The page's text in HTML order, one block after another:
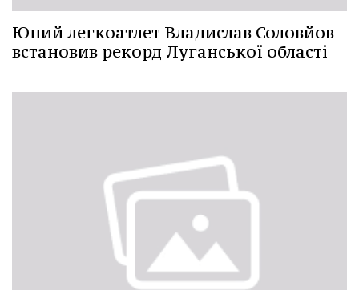
Юний легкоатлет Владислав Соловйов
встановив рекорд Луганської області